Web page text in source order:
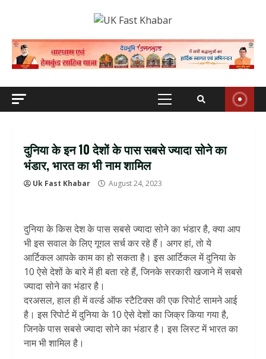
Primary
दुनिया के इन 10 देशों के पास सबसे ज्यादा सोने का
भंडार, भारत का भी नाम शामिल
Uk Fast Khabar August 24, 2023
दुनिया के किस देश के पास सबसे ज्यादा सोने का भंडार है, क्या आप
भी इस सवाल के लिए गूगल सर्च कर रहे हैं। अगर हां, तो ये
आर्टिकल आपके काम का हो सकता है। इस आर्टिकल में दुनिया के
10 ऐसे देशों के बारे में ही बता रहे हैं, जिनके सरकारी खजाने में सबसे
ज्यादा सोने का भंडार है।
दरअसल, हाल ही में वर्ल्ड ऑफ स्टैटिक्स की एक रिपोर्ट सामने आई
है। इस रिपोर्ट में दुनिया के 10 ऐसे देशों का जिक्र किया गया है,
जिनके पास सबसे ज्यादा सोने का भंडार है। इस लिस्ट में भारत का
नाम भी शामिल है।